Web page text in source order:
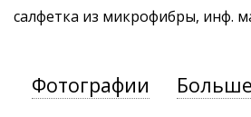
салфетка из микрофибры, инф.
Фотографии